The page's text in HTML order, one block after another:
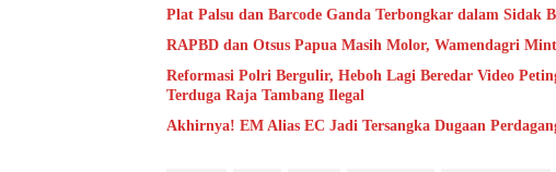
Plat Palsu dan Barcode Ganda Terbongkar dalam Sidak
RAPBD dan Otsus Papua Masih Molor, Wamendagri
Reformasi Polri Bergulir, Heboh Lagi Beredar Video
Terduga Raja Tambang Ilegal
Akhirnya! EM Alias EC Jadi Tersangka Dugaan